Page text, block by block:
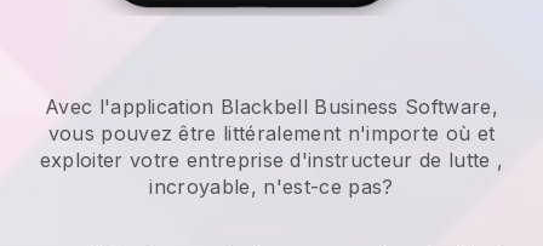
Avec l'application Blackbell Business Software,
vous pouvez être littéralement n'importe où et
exploiter votre entreprise d'instructeur de lutte ,
incroyable, n'est-ce pas?